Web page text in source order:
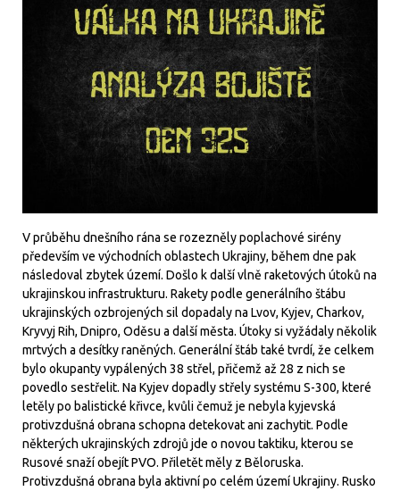
V průběhu dnešního rána se rozezněly poplachové sirény
především ve východních oblastech Ukrajiny, během dne pak
následoval zbytek území. Došlo k další vlně raketových útoků na
ukrajinskou infrastrukturu. Rakety podle generálního štábu
ukrajinských ozbrojených sil dopadaly na Lvov, Kyjev, Charkov,
Kryvyj Rih, Dnipro, Oděsu a další města. Útoky si vyžádaly několik
mrtvých a desítky raněných. Generální štáb také tvrdí, že celkem
bylo okupanty vypálených 38 střel, přičemž až 28 z nich se
povedlo sestřelit. Na Kyjev dopadly střely systému S-300, které
letěly po balistické křivce, kvůli čemuž je nebyla kyjevská
protivzdušná obrana schopna detekovat ani zachytit. Podle
některých ukrajinských zdrojů jde o novou taktiku, kterou se
Rusové snaží obejít PVO. Přiletět měly z Běloruska.
Protivzdušná obrana byla aktivní po celém území Ukrajiny. Rusko